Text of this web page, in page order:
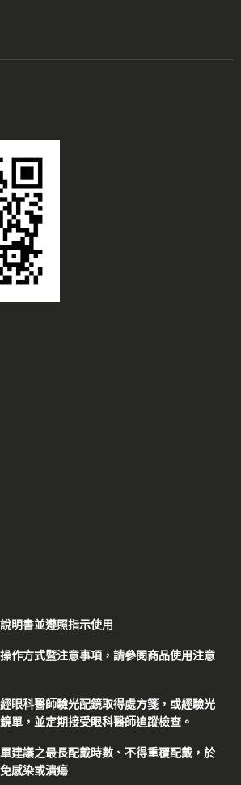
明書並遵照指示使用
作方式暨注意事項，請參閱商品使用注意
眼科醫師驗光配鏡取得處方箋，或經驗光
單，並定期接受眼科醫師追蹤檢查。
建議之最長配戴時數、不得重覆配戴，於
感染或潰瘍